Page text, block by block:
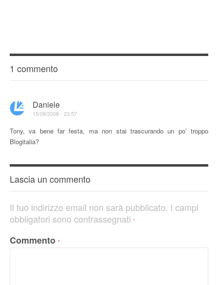
1 commento
Daniele
15/09/2008 - 23:57
Tony, va bene far festa, ma non stai trascurando un po’ troppo
Blogitalia?
Lascia un commento
Il tuo indirizzo email non sarà pubblicato. I campi
obbligatori sono contrassegnati *
Commento *